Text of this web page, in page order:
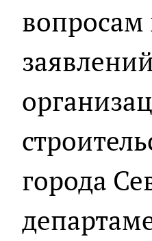
вопросам
города